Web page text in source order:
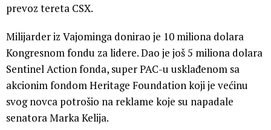
prevoz tereta CSX.
Milijarder iz Vajominga donirao je 10 miliona dolara
Kongresnom fondu za lidere. Dao je još 5 miliona dolara
Sentinel Action fonda, super PAC-u usklađenom sa
akcionim fondom Heritage Foundation koji je većinu
svog novca potrošio na reklame koje su napadale
senatora Marka Kelija.